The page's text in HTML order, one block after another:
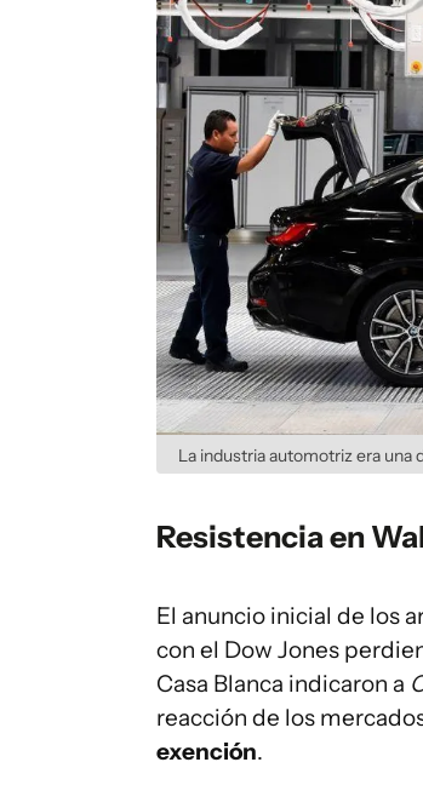
La industria automotriz era una
Resistencia en
El anuncio inicial de los
con el Dow Jones
Casa Blanca indicaron a
reacción de los
exención.